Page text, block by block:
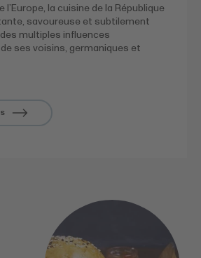
la cuisine de la République
savoureuse et subtilement
multiples influences
ses voisins, germaniques et